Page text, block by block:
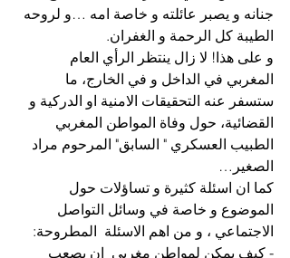
جنانه و يصبر عائلته و خاصة امه …و لروحه
الطيبة كل الرحمة و الغفران.
و على هذا! لا زال ينتظر الرأي العام
المغربي في الداخل و في الخارج، ما
ستسفر عنه التحقيقات الامنية او الدركية و
القضائية، حول وفاة المواطن المغربي
الطبيب العسكري " السابق" المرحوم مراد
الصغير…
كما ان اسئلة كثيرة و تساؤلات حول
الموضوع و خاصة في وسائل التواصل
الاجتماعي ، و من اهم الاسئلة  المطروحة:
- كيف يمكن لمواطن مغربي  ان يصعب